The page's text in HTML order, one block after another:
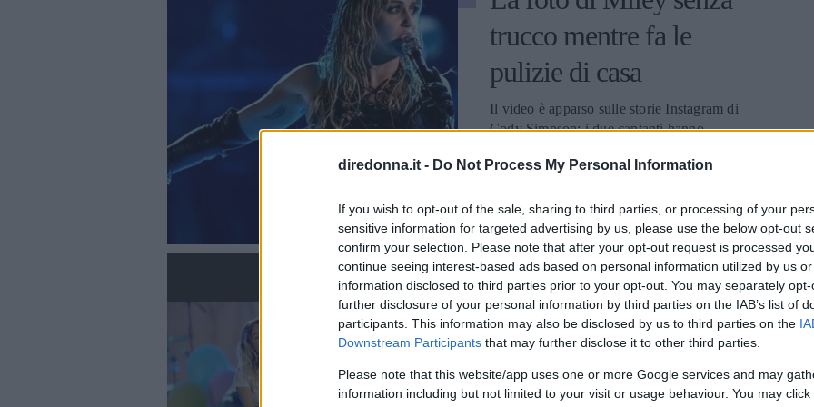
diredonna.it - Do Not Process My Personal Information
If you wish to opt-out of the sale, sharing to third parties, or processing of your
sensitive information for targeted advertising by us, please use the below opt-out
confirm your selection. Please note that after your opt-out request is processed
continue seeing interest-based ads based on personal information utilized by us
information disclosed to third parties prior to your opt-out. You may separately
further disclosure of your personal information by third parties on the IAB’s list of
participants. This information may also be disclosed by us to third parties on the
Downstream Participants that may further disclose it to other third parties.
Please note that this website/app uses one or more Google services and may
information including but not limited to your visit or usage behaviour. You may
trucco mentre fa le
pulizie di casa
Il video è apparso sulle storie Instagram di
Cody Simpson: i due cantanti hanno
SPETTACOLO
Miley Cyrus: stop ai
live per paura del
Coronavirus